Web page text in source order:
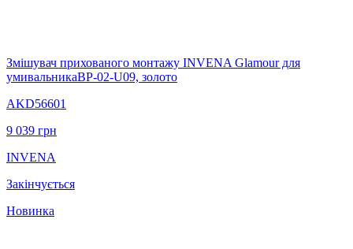
Змішувач прихованого монтажу INVENA Glamour для
умивальникаBP-02-U09, золото
AKD56601
9 039 грн
INVENA
Закінчується
Новинка